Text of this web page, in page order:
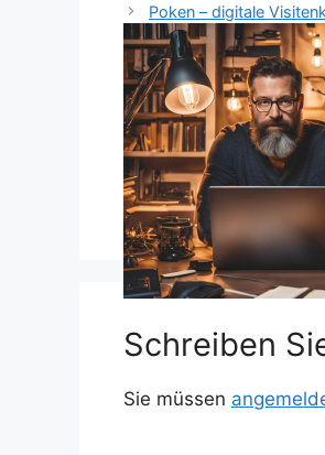
Poken – digitale
Schreiben
Sie müssen